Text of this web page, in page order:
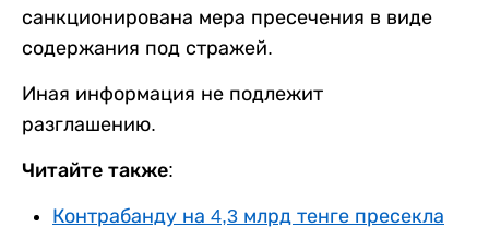
санкционирована мера пресечения в виде
содержания под стражей.
Иная информация не подлежит
разглашению.
Читайте также:
Контрабанду на 4,3 млрд тенге пресекла